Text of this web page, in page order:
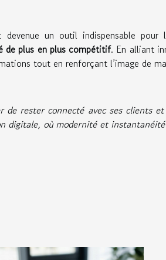
un outil indispensable pour
de plus en plus compétitif. En alliant
tout en renforçant l’image de
de rester connecté avec ses clients
digitale, où modernité et